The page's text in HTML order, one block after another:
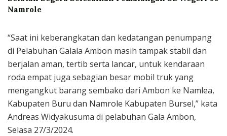
Namrole
“Saat ini keberangkatan dan kedatangan penumpang
di Pelabuhan Galala Ambon masih tampak stabil dan
berjalan aman, tertib serta lancar, untuk kendaraan
roda empat juga sebagian besar mobil truk yang
mengangkut barang sembako dari Ambon ke Namlea,
Kabupaten Buru dan Namrole Kabupaten Bursel,” kata
Andreas Widyakusuma di pelabuhan Gala Ambon,
Selasa 27/3/2024.